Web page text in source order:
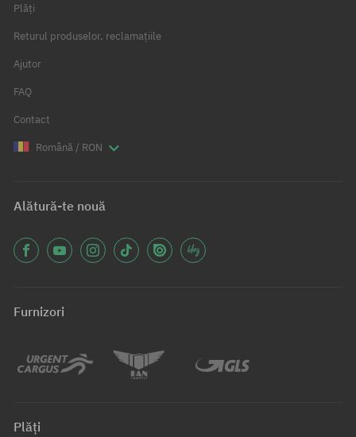
Plăți
Returul produselor, reclamațiile
Ajutor
FAQ
Contact
Română / RON
Alătură-te nouă
Furnizori
Plăți